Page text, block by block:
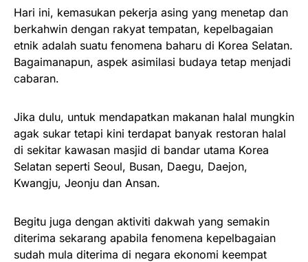
Hari ini, kemasukan pekerja asing yang menetap dan
berkahwin dengan rakyat tempatan, kepelbagaian
etnik adalah suatu fenomena baharu di Korea Selatan.
Bagaimanapun, aspek asimilasi budaya tetap menjadi
cabaran.
Jika dulu, untuk mendapatkan makanan halal mungkin
agak sukar tetapi kini terdapat banyak restoran halal
di sekitar kawasan masjid di bandar utama Korea
Selatan seperti Seoul, Busan, Daegu, Daejon,
Kwangju, Jeonju dan Ansan.
Begitu juga dengan aktiviti dakwah yang semakin
diterima sekarang apabila fenomena kepelbagaian
sudah mula diterima di negara ekonomi keempat